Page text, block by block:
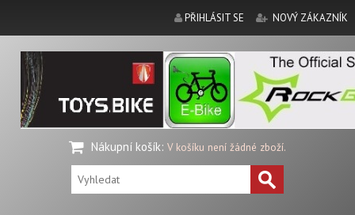
PŘIHLÁSIT SE NOVÝ ZÁKAZNÍK
Nákupní košík: V košíku není žádné zboží.